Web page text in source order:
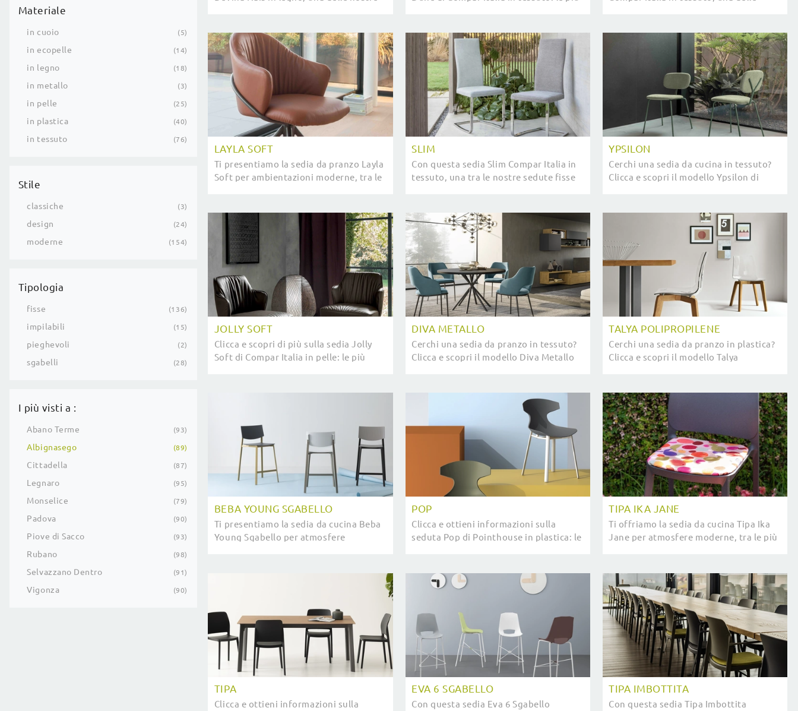
Materiale
in cuoio 5
in ecopelle 14
in legno 18
in metallo 3
in pelle 25
in plastica 40
in tessuto 76
Stile
classiche 3
design 24
moderne 154
Tipologia
fisse 136
impilabili 15
pieghevoli 2
sgabelli 28
I più visti a :
Abano Terme 93
Albignasego 89
Cittadella 87
Legnaro 95
Monselice 79
Padova 90
Piove di Sacco 93
Rubano 98
Selvazzano Dentro 91
Vigonza 90
LAYLA SOFT
Ti presentiamo la sedia da pranzo Layla
Soft per ambientazioni moderne, tra le
SLIM
Con questa sedia Slim Compar Italia in
tessuto, una tra le nostre sedute fisse
YPSILON
Cerchi una sedia da cucina in tessuto?
Clicca e scopri il modello Ypsilon di
JOLLY SOFT
Clicca e scopri di più sulla sedia Jolly
Soft di Compar Italia in pelle: le più
DIVA METALLO
Cerchi una sedia da pranzo in tessuto?
Clicca e scopri il modello Diva Metallo
TALYA POLIPROPILENE
Cerchi una sedia da pranzo in plastica?
Clicca e scopri il modello Talya
BEBA YOUNG SGABELLO
Ti presentiamo la sedia da cucina Beba
Young Sgabello per atmosfere
POP
Clicca e ottieni informazioni sulla
seduta Pop di Pointhouse in plastica: le
TIPA IKA JANE
Ti offriamo la sedia da cucina Tipa Ika
Jane per atmosfere moderne, tra le più
TIPA
Clicca e ottieni informazioni sulla
EVA 6 SGABELLO
Con questa sedia Eva 6 Sgabello
TIPA IMBOTTITA
Con questa sedia Tipa Imbottita